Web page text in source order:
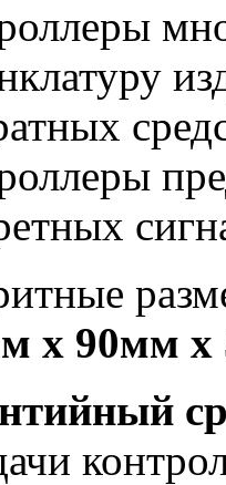
x 90мм x